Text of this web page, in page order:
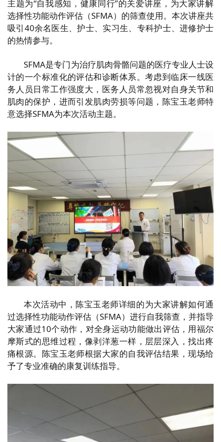
主题为“自我感知，健康同行”的关爱讲座，为大家讲解
选择性功能动作评估（SFMA）的筛查使用。本次讲座共
吸引40余名医生、护士、实习生、专科护士、进修护士
的热情参与。
SFMA是专门为治疗肌肉骨骼问题的医疗专业人士设
计的一个标准化的评估和诊断体系。考虑到临床一线医
务人员日常工作强度大，医务人员常忽视对自身关节和
肌肉的保护，进而引发肌肉劳损等问题，陈宝玉老师特
意选择SFMA为本次活动主题。
本次活动中，陈宝玉老师详细的为大家讲解如何通
过选择性功能动作评估（SFMA）进行自我筛查，并指导
大家通过10个动作，对全身运动功能做出评估，用福尔
摩斯式的思维过程，像剥洋葱一样，层层深入，找出疼
痛根源。陈宝玉老师根据大家的自我评估结果，现场给
予了专业准确的康复训练指导。